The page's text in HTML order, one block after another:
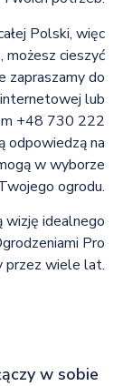
Polski, więc
możesz cieszyć
zapraszamy do
lub
+48 730 222
odpowiedzą na
w wyborze
ogrodu.
wizję idealnego
Pro
przez wiele lat.
w sobie